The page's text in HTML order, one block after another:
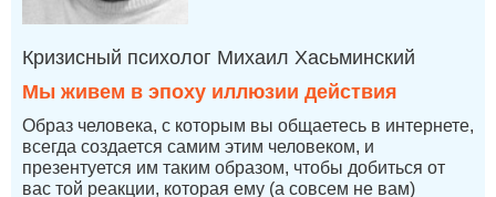
Кризисный психолог Михаил Хасьминский
Мы живем в эпоху иллюзии действия
Образ человека, с которым вы общаетесь в интернете,
всегда создается самим этим человеком, и
презентуется им таким образом, чтобы добиться от
вас той реакции, которая ему (а совсем не вам)